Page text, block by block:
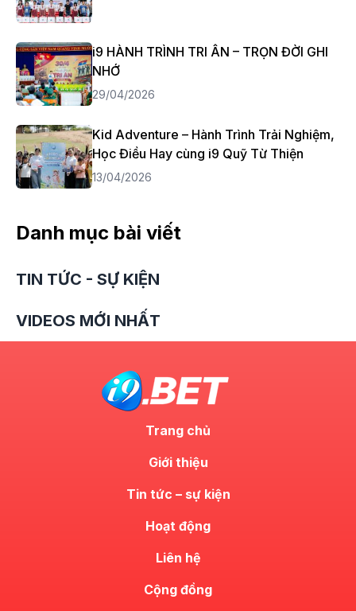
i9 HÀNH TRÌNH TRI ÂN – TRỌN ĐỜI GHI
NHỚ
29/04/2026
Kid Adventure – Hành Trình Trải Nghiệm,
Học Điều Hay cùng i9 Quỹ Từ Thiện
13/04/2026
Danh mục bài viết
TIN TỨC - SỰ KIỆN
VIDEOS MỚI NHẤT
Trang chủ
Giới thiệu
Tin tức – sự kiện
Hoạt động
Liên hệ
Cộng đồng